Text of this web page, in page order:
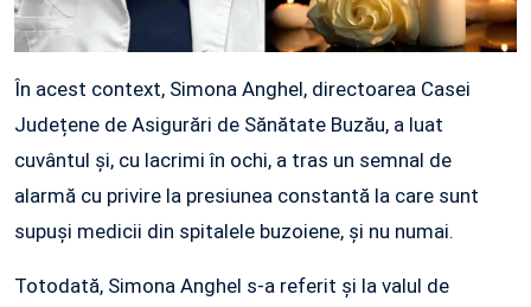
În acest context, Simona Anghel, directoarea Casei
Județene de Asigurări de Sănătate Buzău, a luat
cuvântul și, cu lacrimi în ochi, a tras un semnal de
alarmă cu privire la presiunea constantă la care sunt
supuși medicii din spitalele buzoiene, și nu numai.
Totodată, Simona Anghel s-a referit și la valul de